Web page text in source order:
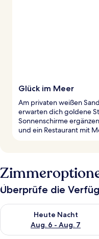
Glück im Meer
Am privaten weißen
erwarten dich goldene
Sonnenschirme
und ein Restaurant mit
Überprüfe die
Heute Nacht
Aug. 6 - Aug. 7
Überprüfe die